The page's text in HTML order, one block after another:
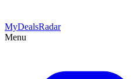
MyDealsRadar
Menu